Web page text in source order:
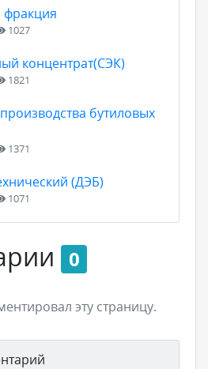
фракция
1027
концентрат(СЭК)
1821
бутиловых
1371
(ДЭБ)
1071
0
эту страницу.